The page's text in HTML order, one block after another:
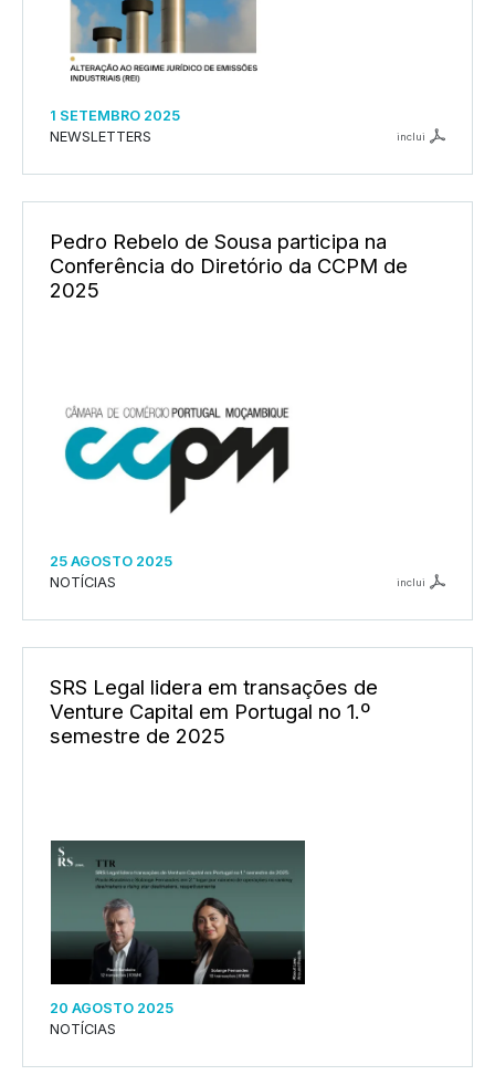
1 SETEMBRO 2025
NEWSLETTERS
inclui
Pedro Rebelo de Sousa participa na
Conferência do Diretório da CCPM de
2025
25 AGOSTO 2025
NOTÍCIAS
inclui
SRS Legal lidera em transações de
Venture Capital em Portugal no 1.º
semestre de 2025
20 AGOSTO 2025
NOTÍCIAS